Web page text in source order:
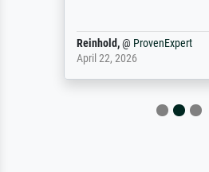
Reinhold, @ProvenExpert
April 22, 2026